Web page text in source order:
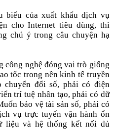
biểu của xuất khẩu dịch vụ
cho Internet tiêu dùng, thì
chú ý trong câu chuyện hạ
công nghệ đóng vai trò giống
tốc trong nền kinh tế truyền
chuyển đổi số, phải có điện
trí tuệ nhân tạo, phải có dữ
bảo vệ tài sản số, phải có
vụ trực tuyến vận hành ổn
liệu và hệ thống kết nối đủ